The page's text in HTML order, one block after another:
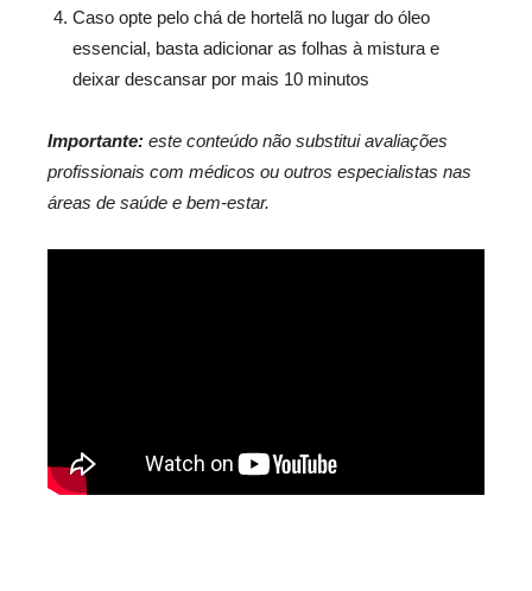
Caso opte pelo chá de hortelã no lugar do óleo
essencial, basta adicionar as folhas à mistura e
deixar descansar por mais 10 minutos
Importante: este conteúdo não substitui avaliações
profissionais com médicos ou outros especialistas nas
áreas de saúde e bem-estar.